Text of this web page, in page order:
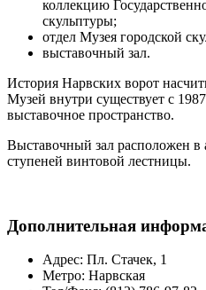
коллекцию
скульптуры;
отдел Музея городской
выставочный зал.
История Нарвских ворот
Музей внутри существует с
выставочное пространство.
Выставочный зал расположен в
ступеней винтовой лестницы.
Дополнительная
Адрес: Пл. Стачек, 1
Метро: Нарвская